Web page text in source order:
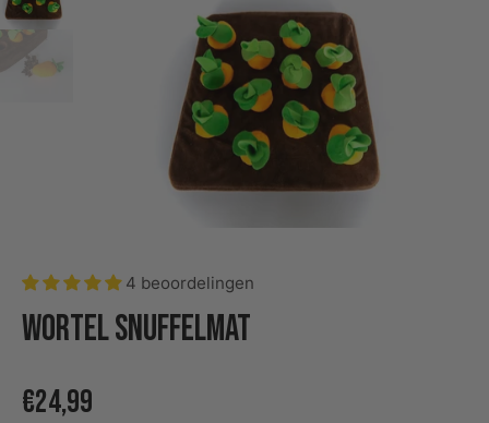
4 beoordelingen
Wortel snuffelmat
€24,99